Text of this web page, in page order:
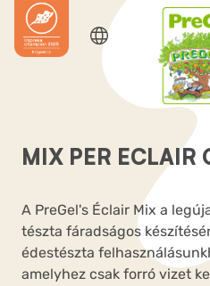
MIX PER ECLAIR
A PreGel's Éclair Mix a
tészta fáradságos
édestészta
amelyhez csak forró vizet